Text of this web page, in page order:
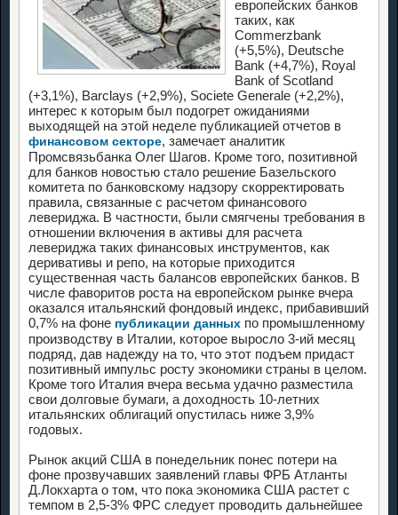
европейских банков
таких, как
Commerzbank
(+5,5%), Deutsche
Bank (+4,7%), Royal
Bank of Scotland
(+3,1%), Barclays (+2,9%), Societe Generale (+2,2%),
интерес к которым был подогрет ожиданиями
выходящей на этой неделе публикацией отчетов в
финансовом секторе, замечает аналитик
Промсвязьбанка Олег Шагов. Кроме того, позитивной
для банков новостью стало решение Базельского
комитета по банковскому надзору скорректировать
правила, связанные с расчетом финансового
левериджа. В частности, были смягчены требования в
отношении включения в активы для расчета
левериджа таких финансовых инструментов, как
деривативы и репо, на которые приходится
существенная часть балансов европейских банков. В
числе фаворитов роста на европейском рынке вчера
оказался итальянский фондовый индекс, прибавивший
0,7% на фоне публикации данных по промышленному
производству в Италии, которое выросло 3-ий месяц
подряд, дав надежду на то, что этот подъем придаст
позитивный импульс росту экономики страны в целом.
Кроме того Италия вчера весьма удачно разместила
свои долговые бумаги, а доходность 10-летних
итальянских облигаций опустилась ниже 3,9%
годовых.
Рынок акций США в понедельник понес потери на
фоне прозвучавших заявлений главы ФРБ Атланты
Д.Локхарта о том, что пока экономика США растет с
темпом в 2,5-3% ФРС следует проводить дальнейшее